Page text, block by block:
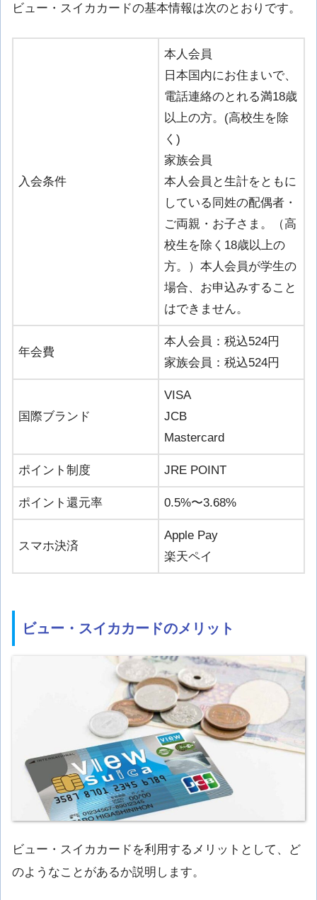
ビュー・スイカカードの基本情報は次のとおりです。
入会条件
本人会員
日本国内にお住まいで、
電話連絡のとれる満18歳
以上の方。(高校生を除
く)
家族会員
本人会員と生計をともに
している同姓の配偶者・
ご両親・お子さま。（高
校生を除く18歳以上の
方。）本人会員が学生の
場合、お申込みすること
はできません。
年会費
本人会員：税込524円
家族会員：税込524円
国際ブランド
VISA
JCB
Mastercard
ポイント制度 JRE POINT
ポイント還元率 0.5%〜3.68%
スマホ決済
Apple Pay
楽天ペイ
ビュー・スイカカードのメリット
ビュー・スイカカードを利用するメリットとして、ど
のようなことがあるか説明します。